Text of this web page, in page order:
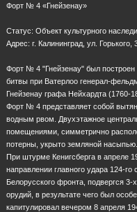
Форт № 4 «Гнейзенау»
Статус: Объект культурного
Адрес: г. Калининград, ул. Горького,
Форт № 4 "Гнейзенау" был построен
битвы при Ватерлоо генерал-
Гнейзенау графа Нейхардта (1760-
Форт № 4 представляет собой
водным рвом. Двухэтажное
помещениями, симметрично
потерны, укрыто земляной насыпью.
При штурме Кенигсберга в апреле
направлении главного удара 124-го
Белорусского фронта, подвергся
орудий, в результате чего был
капитулировал вечером 8 апреля